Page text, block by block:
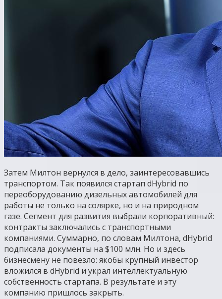
Затем Милтон вернулся в дело, заинтересовавшись
транспортом. Так появился стартап dHybrid по
переоборудованию дизельных автомобилей для
работы не только на солярке, но и на природном
газе. Сегмент для развития выбрали корпоративный:
контракты заключались с транспортными
компаниями. Суммарно, по словам Милтона, dHybrid
подписала документы на $100 млн. Но и здесь
бизнесмену не повезло: якобы крупный инвестор
вложился в dHybrid и украл интеллектуальную
собственность стартапа. В результате и эту
компанию пришлось закрыть.